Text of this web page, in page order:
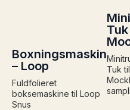
Boxningsmaskin
– Loop
Fuldfolieret
boksemaskine til Loop
Snus
Tuk til